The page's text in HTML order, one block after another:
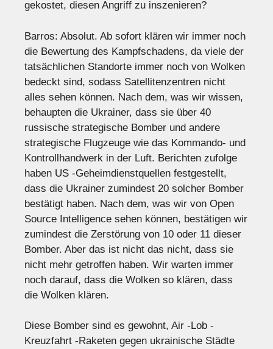
gekostet, diesen Angriff zu inszenieren?
Barros: Absolut. Ab sofort klären wir immer noch
die Bewertung des Kampfschadens, da viele der
tatsächlichen Standorte immer noch von Wolken
bedeckt sind, sodass Satellitenzentren nicht
alles sehen können. Nach dem, was wir wissen,
behaupten die Ukrainer, dass sie über 40
russische strategische Bomber und andere
strategische Flugzeuge wie das Kommando- und
Kontrollhandwerk in der Luft. Berichten zufolge
haben US -Geheimdienstquellen festgestellt,
dass die Ukrainer zumindest 20 solcher Bomber
bestätigt haben. Nach dem, was wir von Open
Source Intelligence sehen können, bestätigen wir
zumindest die Zerstörung von 10 oder 11 dieser
Bomber. Aber das ist nicht das nicht, dass sie
nicht mehr getroffen haben. Wir warten immer
noch darauf, dass die Wolken so klären, dass
die Wolken klären.
Diese Bomber sind es gewohnt, Air -Lob -
Kreuzfahrt -Raketen gegen ukrainische Städte